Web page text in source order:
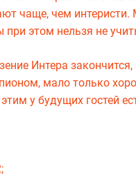
чаще, чем
этом нельзя не
Интера
мало только
у будущих гостей